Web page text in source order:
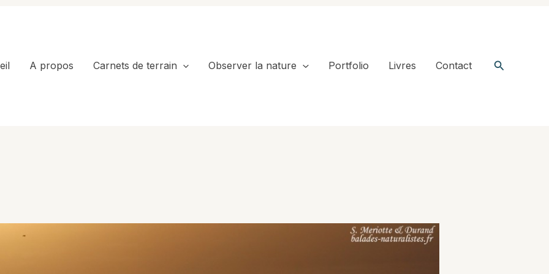
A propos Carnets de terrain Observer la nature Portfolio Livres Contact